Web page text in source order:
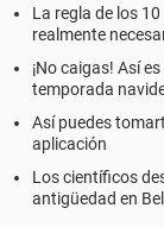
La regla de los
realmente
¡No caigas! Así
temporada
Así puedes
aplicación
Los científicos
antigüedad en